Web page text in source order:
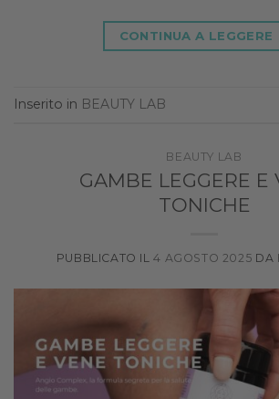
CONTINUA A LEGGERE
Inserito in BEAUTY LAB
BEAUTY LAB
GAMBE LEGGERE E
TONICHE
PUBBLICATO IL4 AGOSTO 2025 DA